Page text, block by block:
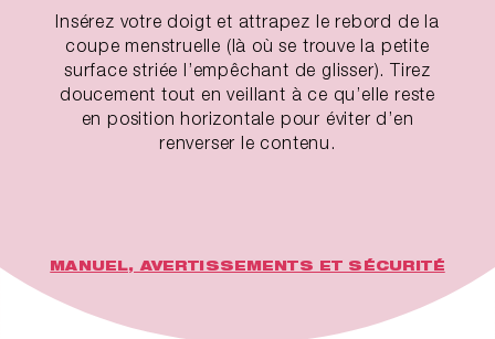
Insérez votre doigt et attrapez le rebord de la
coupe menstruelle (là où se trouve la petite
surface striée l’empêchant de glisser). Tirez
doucement tout en veillant à ce qu’elle reste
en position horizontale pour éviter d’en
renverser le contenu.
MANUEL, AVERTISSEMENTS ET SÉCURITÉ